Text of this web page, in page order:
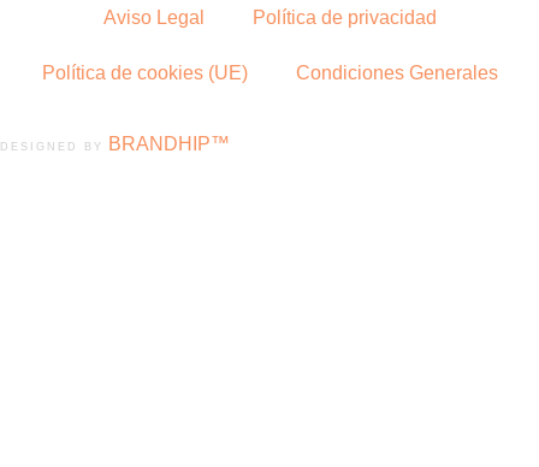
Aviso Legal Política de privacidad
Política de cookies (UE) Condiciones Generales
DESIGNED BY BRANDHIP™